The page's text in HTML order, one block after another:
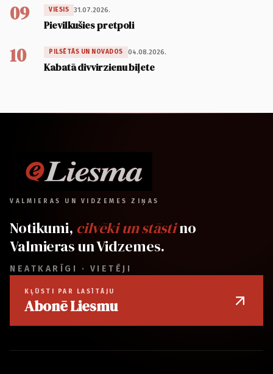
09 VIESIS 31.07.2026.
Pievilkušies pretpoli
10 PILSĒTĀS UN NOVADOS 04.08.2026.
Kabatā divvirzienu biļete
VALMIERAS UN VIDZEMES ZIŅAS
Notikumi, cilvēki un stāstino
Valmieras un Vidzemes.
NEATKARĪGI · VIETĒJI
KĻŪSTI PAR LASĪTĀJU
Abonē Liesmu